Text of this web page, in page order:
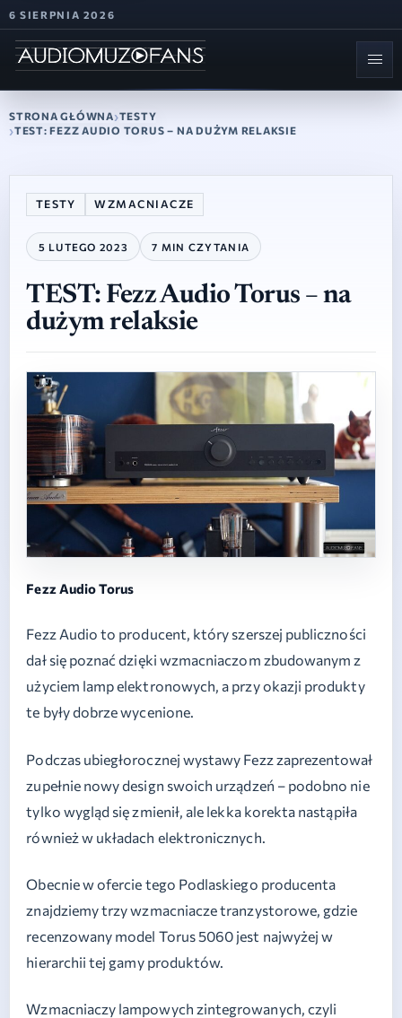
6 SIERPNIA 2026
STRONA GŁÓWNA TESTY
TEST: FEZZ AUDIO TORUS – NA DUŻYM RELAKSIE
TESTY WZMACNIACZE
5 LUTEGO 2023 7 MIN CZYTANIA
TEST: Fezz Audio Torus – na
dużym relaksie
Fezz Audio Torus
Fezz Audio to producent, który szerszej publiczności
dał się poznać dzięki wzmacniaczom zbudowanym z
użyciem lamp elektronowych, a przy okazji produkty
te były dobrze wycenione.
Podczas ubiegłorocznej wystawy Fezz zaprezentował
zupełnie nowy design swoich urządzeń – podobno nie
tylko wygląd się zmienił, ale lekka korekta nastąpiła
również w układach elektronicznych.
Obecnie w ofercie tego Podlaskiego producenta
znajdziemy trzy wzmacniacze tranzystorowe, gdzie
recenzowany model Torus 5060 jest najwyżej w
hierarchii tej gamy produktów.
Wzmacniaczy lampowych zintegrowanych, czyli